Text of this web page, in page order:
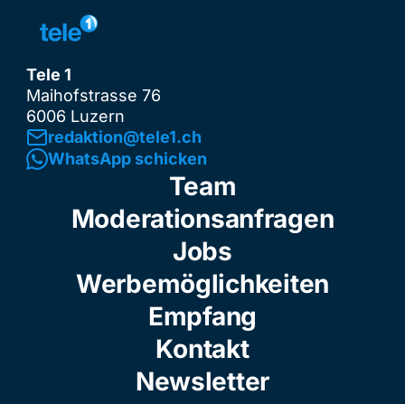
Tele 1
Maihofstrasse 76
6006 Luzern
redaktion@tele1.ch
WhatsApp schicken
Team
Moderationsanfragen
Jobs
Werbemöglichkeiten
Empfang
Kontakt
Newsletter